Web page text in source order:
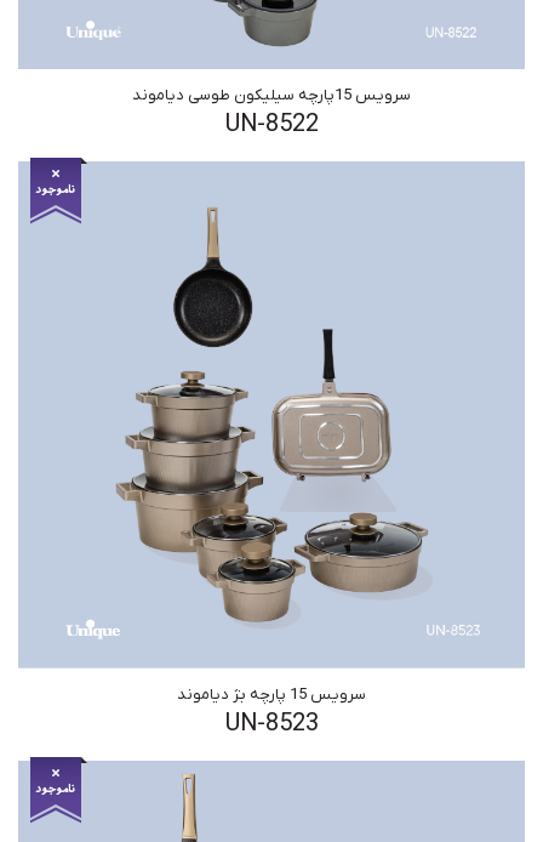
سرویس 15پارچه سیلیکون طوسی دیاموند
UN-8522
سرویس 15 پارچه بژ دیاموند
UN-8523